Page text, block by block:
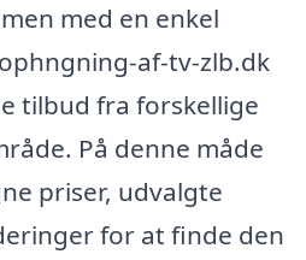
med en enkel
af-tv-zlb.dk
tilbud fra forskellige
På denne måde
priser, udvalgte
for at finde den